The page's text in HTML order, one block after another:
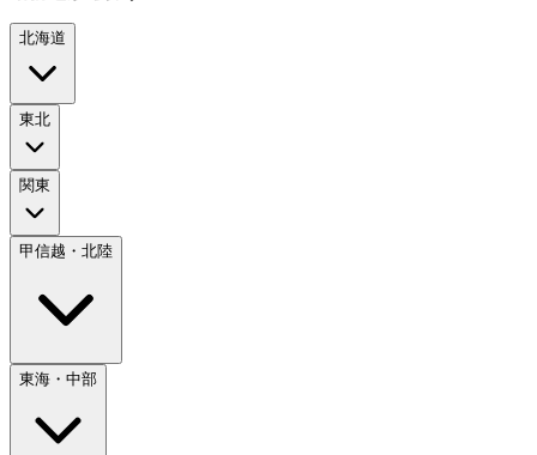
北海道
東北
関東
甲信越・北陸
東海・中部